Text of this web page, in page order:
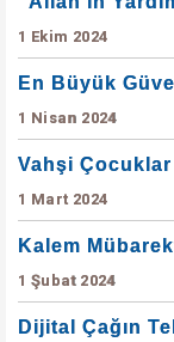
1 Ekim 2024
En Büyük
1 Nisan 2024
Vahşi Çocuklar
1 Mart 2024
Kalem
1 Şubat 2024
Dijital Çağın